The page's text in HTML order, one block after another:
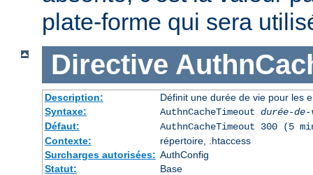
plate-forme qui sera
Directive
Description:
Définit une durée de vie pour les
Syntaxe:
AuthnCacheTimeout durée-
Défaut:
AuthnCacheTimeout 300 (5
Contexte:
répertoire, .htaccess
Surcharges autorisées: AuthConfig
Statut:
Base